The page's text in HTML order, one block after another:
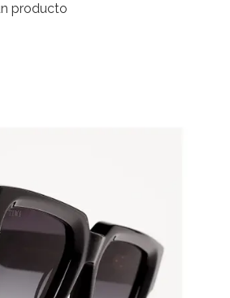
producto